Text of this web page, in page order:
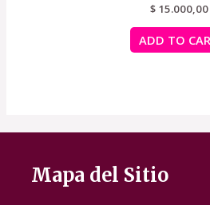
Rated
0
out
of
5
$15.000,00
ADD TO
Mapa del Sitio